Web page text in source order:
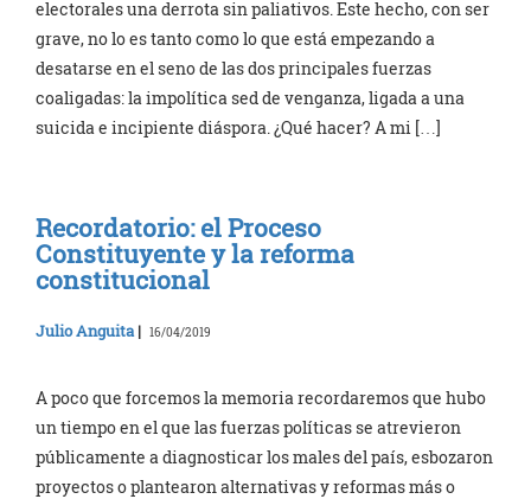
electorales una derrota sin paliativos. Este hecho, con ser
grave, no lo es tanto como lo que está empezando a
desatarse en el seno de las dos principales fuerzas
coaligadas: la impolítica sed de venganza, ligada a una
suicida e incipiente diáspora. ¿Qué hacer? A mi […]
Recordatorio: el Proceso
Constituyente y la reforma
constitucional
Julio Anguita | 16/04/2019
A poco que forcemos la memoria recordaremos que hubo
un tiempo en el que las fuerzas políticas se atrevieron
públicamente a diagnosticar los males del país, esbozaron
proyectos o plantearon alternativas y reformas más o